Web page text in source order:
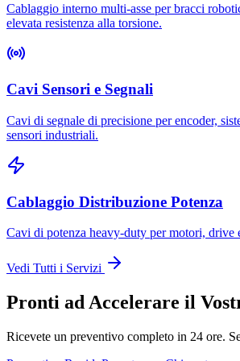
Cablaggio interno multi-asse per bracci
elevata resistenza alla torsione.
Cavi Sensori e Segnali
Cavi di segnale di precisione per encoder,
sensori industriali.
Cablaggio Distribuzione Potenza
Cavi di potenza heavy-duty per motori, drive
Vedi Tutti i Servizi
Pronti ad Accelerare il
Ricevete un preventivo completo in 24 ore.